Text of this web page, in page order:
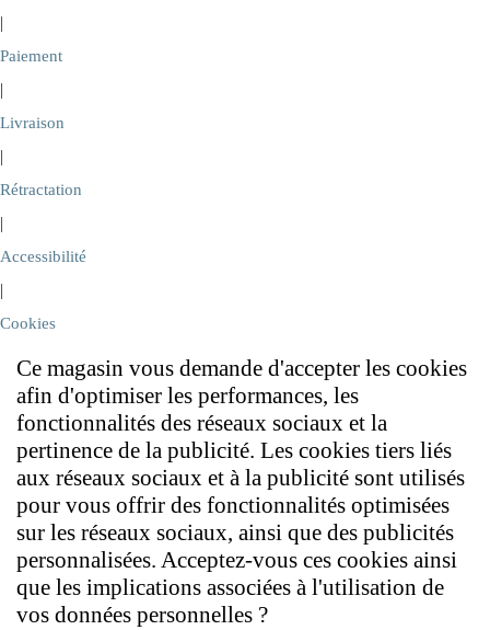
|
Paiement
|
Livraison
|
Rétractation
|
Accessibilité
|
Cookies
Ce magasin vous demande d'accepter les cookies
afin d'optimiser les performances, les
fonctionnalités des réseaux sociaux et la
pertinence de la publicité. Les cookies tiers liés
aux réseaux sociaux et à la publicité sont utilisés
pour vous offrir des fonctionnalités optimisées
sur les réseaux sociaux, ainsi que des publicités
personnalisées. Acceptez-vous ces cookies ainsi
que les implications associées à l'utilisation de
vos données personnelles ?